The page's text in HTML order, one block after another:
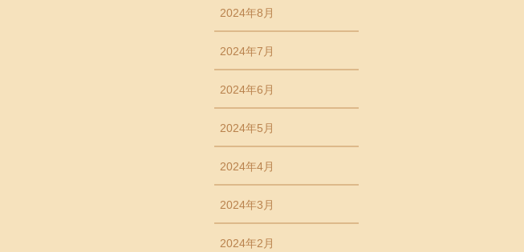
2024年8月
2024年7月
2024年6月
2024年5月
2024年4月
2024年3月
2024年2月